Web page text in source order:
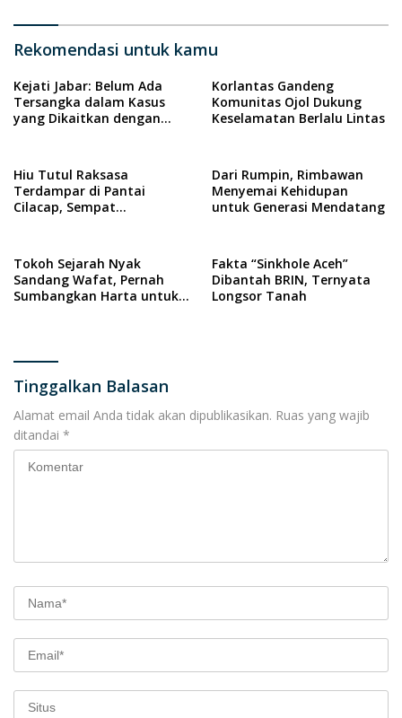
Rekomendasi untuk kamu
Kejati Jabar: Belum Ada
Tersangka dalam Kasus
yang Dikaitkan dengan
Korlantas Gandeng
Komunitas Ojol Dukung
Keselamatan Berlalu Lintas
Hiu Tutul Raksasa
Terdampar di Pantai
Cilacap, Sempat
Dari Rumpin, Rimbawan
Menyemai Kehidupan
untuk Generasi Mendatang
Tokoh Sejarah Nyak
Sandang Wafat, Pernah
Sumbangkan Harta untuk
Fakta “Sinkhole Aceh”
Dibantah BRIN, Ternyata
Longsor Tanah
Tinggalkan Balasan
Alamat email Anda tidak akan dipublikasikan. Ruas yang wajib
ditandai *